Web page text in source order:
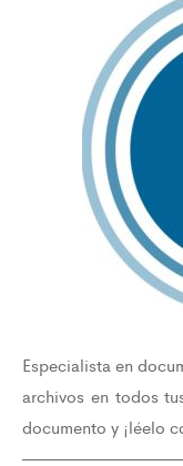
Especialista en
archivos en todos
documento y ¡léelo